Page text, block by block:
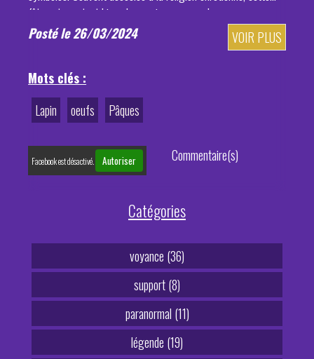
fête est pourtant bien plus ancienne que cela.
Posté le 26/03/2024
VOIR PLUS
Mots clés :
Lapin
oeufs Pâques
Facebook est désactivé. Autoriser Commentaire(s)
Catégories
voyance (36)
support (8)
paranormal (11)
légende (19)